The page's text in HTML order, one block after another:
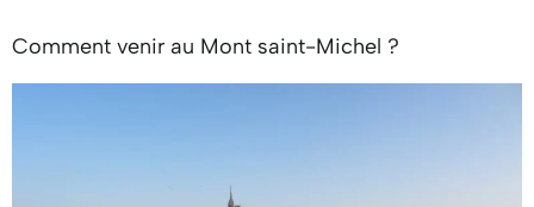
Comment venir au Mont saint-Michel ?